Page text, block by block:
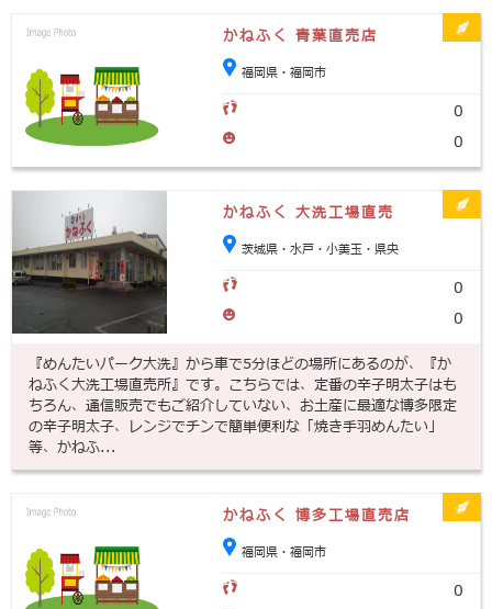
かねふく 青葉直売店
福岡県・福岡市
0
0
かねふく 大洗工場直売
茨城県・水戸・小美玉・県央
0
0
『めんたいパーク大洗』から車で5分ほどの場所にあるのが、『か
ねふく大洗工場直売所』です。こちらでは、定番の辛子明太子はも
ちろん、通信販売でもご紹介していない、お土産に最適な博多限定
の辛子明太子、レンジでチンで簡単便利な「焼き手羽めんたい」
等、かねふ...
かねふく 博多工場直売店
福岡県・福岡市
0